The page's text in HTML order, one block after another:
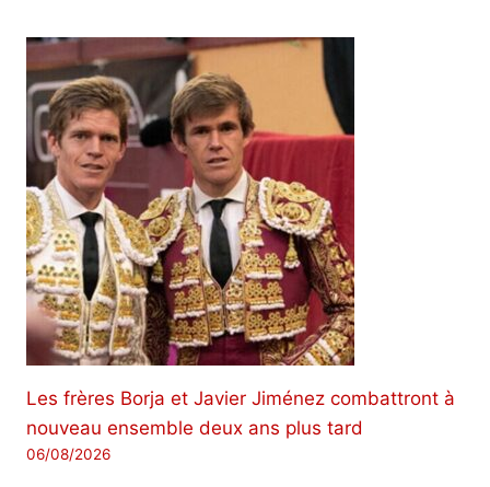
Les frères Borja et Javier Jiménez combattront à
nouveau ensemble deux ans plus tard
06/08/2026